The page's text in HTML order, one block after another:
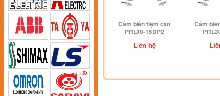
Cảm biến tiệm cận
PRL30-15DP2
Liên hệ
Cảm